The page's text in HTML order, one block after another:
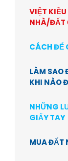
VIỆT
NHÀ/ĐẤT
CÁCH ĐỂ
LÀM SAO
KHI NÀO
NHỮNG
GIẤY TAY
MUA ĐẤT